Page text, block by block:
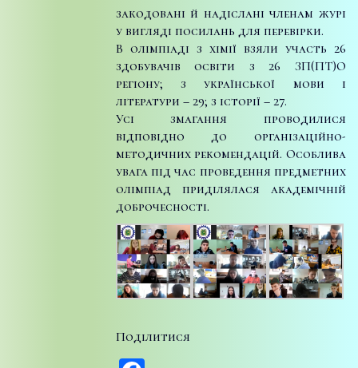
закодовані й надіслані членам журі
у вигляді посилань для перевірки.
В олімпіаді з хімії взяли участь 26
здобувачів освіти з 26 ЗП(ПТ)О
регіону; з української мови і
літератури – 29; з історії – 27.
Усі змагання проводилися
відповідно до організаційно-
методичних рекомендацій. Особлива
увага під час проведення предметних
олімпіад приділялася академічній
доброчесності.
Поділитися